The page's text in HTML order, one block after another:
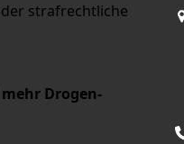
strafrechtliche
Drogen-